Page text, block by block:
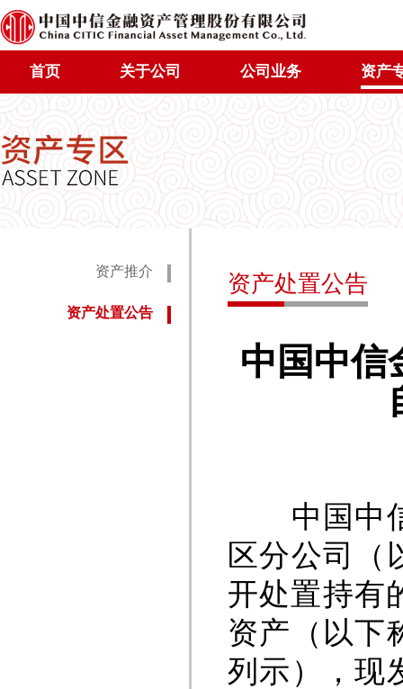
首页 关于公司 公司业务 资产
资产推介
资产处置公告
资产处置公告
中国中信
中国中信
区分公司（
开处置持有
资产（以下
列示），现